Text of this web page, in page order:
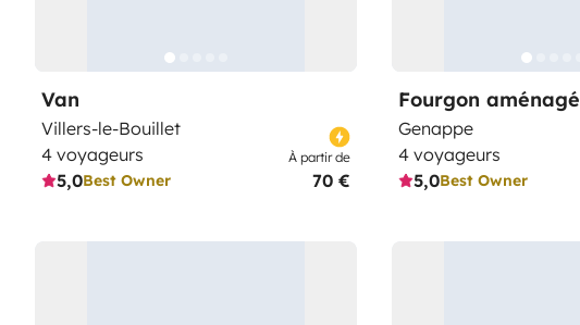
Van
Villers-le-Bouillet
4 voyageurs
5,0Best Owner
À partir de
70 €
Fourgon aménagé
Genappe
4 voyageurs
5,0Best Owner